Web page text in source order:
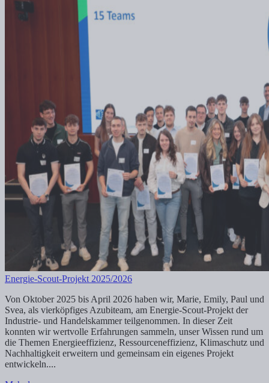
Energie-Scout-Projekt 2025/2026
Von Oktober 2025 bis April 2026 haben wir, Marie, Emily, Paul und
Svea, als vierköpfiges Azubiteam, am Energie-Scout-Projekt der
Industrie- und Handelskammer teilgenommen. In dieser Zeit
konnten wir wertvolle Erfahrungen sammeln, unser Wissen rund um
die Themen Energieeffizienz, Ressourceneffizienz, Klimaschutz und
Nachhaltigkeit erweitern und gemeinsam ein eigenes Projekt
entwickeln....